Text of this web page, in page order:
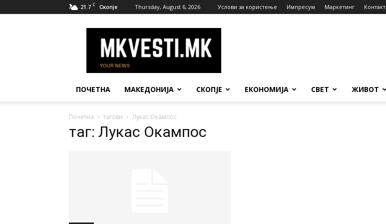
21.7 C Скопје Thursday, August 6, 2026 Услови за користење Импресум Маркетинг Контакт
Вести
ПОЧЕТНА МАКЕДОНИЈА СКОПЈЕ ЕКОНОМИЈА СВЕТ ЖИВОТ
Почетна тагови Лукас Окампос
таг: Лукас Окампос